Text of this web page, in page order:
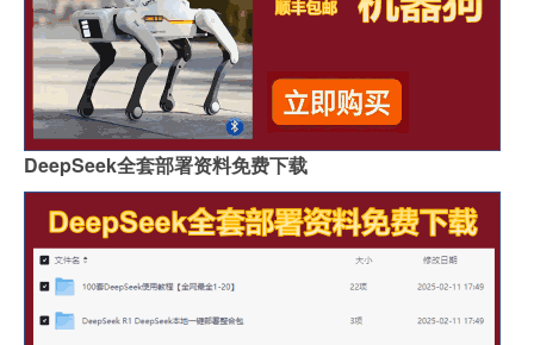
DeepSeek全套部署资料免费下载